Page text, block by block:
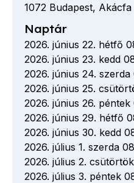
1072 Budapest,
Naptár
2026. június 22. hétfő
2026. június 23. kedd
2026. június 24. szerda
2026. június 25.
2026. június 26. péntek
2026. június 29. hétfő
2026. június 30. kedd
2026. július 1. szerda
2026. július 2.
2026. július 3. péntek